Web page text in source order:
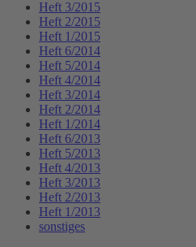
Heft 3/2015
Heft 2/2015
Heft 1/2015
Heft 6/2014
Heft 5/2014
Heft 4/2014
Heft 3/2014
Heft 2/2014
Heft 1/2014
Heft 6/2013
Heft 5/2013
Heft 4/2013
Heft 3/2013
Heft 2/2013
Heft 1/2013
sonstiges